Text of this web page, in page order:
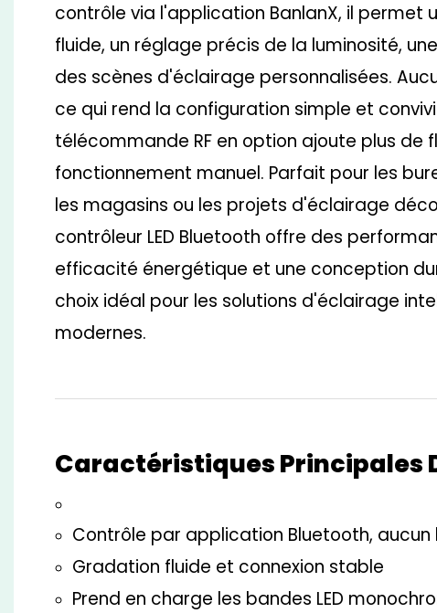
contrôle via l'application BanlanX, il permet
fluide, un réglage précis de la luminosité,
des scènes d'éclairage personnalisées.
ce qui rend la configuration simple et
télécommande RF en option ajoute plus de
fonctionnement manuel. Parfait pour les
les magasins ou les projets d'éclairage
contrôleur LED Bluetooth offre des
efficacité énergétique et une conception
choix idéal pour les solutions d'éclairage
modernes.
Caractéristiques Principales
Contrôle par application Bluetooth, aucun
Gradation fluide et connexion stable
Prend en charge les bandes LED